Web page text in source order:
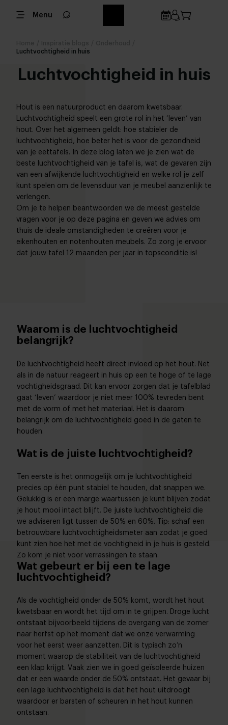
Menu
Luchtvochtigheid in huis
Luchtvochtigheid in huis
Hout is een natuurproduct en daarom kwetsbaar.
Luchtvochtigheid speelt een grote rol in het ‘leven’ van
hout. Over het algemeen geldt: hoe stabieler de
luchtvochtigheid, hoe beter het is voor de gezondheid
van je eettafels. In deze blog laten we je zien wat de
beste luchtvochtigheid van je tafel is, wat de gevaren zijn
van een afwijkende luchtvochtigheid en welke rol je zelf
kunt spelen om de levensduur van je meubel aanzienlijk te
verlengen.
Om je te helpen beantwoorden we de meest gestelde
vragen voor je op deze pagina en geven we advies om
thuis de ideale omstandigheden te creëren voor je
eikenhouten en notenhouten meubels. Zo zorg je ervoor
dat jouw tafel 12 maanden per jaar in topsconditie is!
Waarom is de luchtvochtigheid
belangrijk?
De luchtvochtigheid heeft direct invloed op het hout. Net
als in de natuur reageert in huis op een te hoge of te lage
vochtigheidsgraad. Dit kan ervoor zorgen dat je tafelblad
gaat ‘leven’ waardoor je niet meer 100% tevreden bent
met de vorm of met het materiaal. Het is daarom
belangrijk om de luchtvochtigheid goed in de gaten te
houden.
Wat is de juiste luchtvochtigheid?
Ten eerste is het onmogelijk om je luchtvochtigheid
precies op één punt stabiel te houden, dat snappen we.
Gelukkig is er een marge waartussen je kunt blijven zodat
je hout mooi intact blijft. De juiste luchtvochtigheid die
we adviseren ligt tussen de 50% en 60%. Tip: schaf een
betrouwbare luchtvochtigheidsmeter aan zodat je goed
kunt zien hoe het met de vochtigheid in je huis is gesteld.
Zo kom je niet voor verrassingen te staan.
Wat gebeurt er bij een te lage
luchtvochtigheid?
Als de vochtigheid onder de 50% komt, wordt het hout
kwetsbaar en wordt het tijd om in te grijpen. Droge lucht
ontstaat bijvoorbeeld tijdens de overgang van de zomer
naar herfst op het moment dat we onze verwarming
voor het eerst weer aanzetten. Dit is typisch zo’n
moment waarop de stabiliteit van de luchtvochtigheid
een klap krijgt. Vaak zien we in goed geïsoleerde huizen
dat er een waarde onder de 50% ontstaat. Het gevaar bij
een lage luchtvochtigheid is dat het hout uitdroogt
waardoor er barsten of scheuren in het hout kunnen
ontstaan.